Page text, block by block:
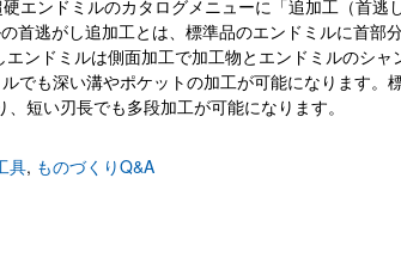
エンドミルのカタログメニューに「追加工（首逃
首逃がし追加工とは、標準品のエンドミルに首部
ンドミルは側面加工で加工物とエンドミルのシャ
でも深い溝やポケットの加工が可能になります。
短い刃長でも多段加工が可能になります。
具, ものづくりQ&A